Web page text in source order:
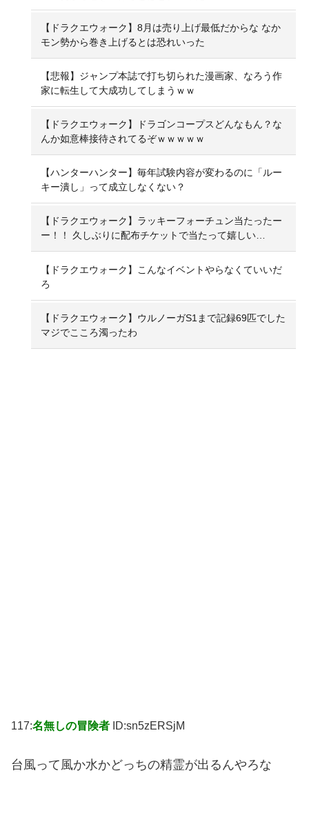
【ドラクエウォーク】8月は売り上げ最低だからな なか
モン勢から巻き上げるとは恐れいった
【悲報】ジャンプ本誌で打ち切られた漫画家、なろう作
家に転生して大成功してしまうｗｗ
【ドラクエウォーク】ドラゴンコープスどんなもん？な
んか如意棒接待されてるぞｗｗｗｗｗ
【ハンターハンター】毎年試験内容が変わるのに「ルー
キー潰し」って成立しなくない？
【ドラクエウォーク】ラッキーフォーチュン当たったー
ー！！ 久しぶりに配布チケットで当たって嬉しい…
【ドラクエウォーク】こんなイベントやらなくていいだ
ろ
【ドラクエウォーク】ウルノーガS1まで記録69匹でした
マジでこころ濁ったわ
117:名無しの冒険者 ID:sn5zERSjM
台風って風か水かどっちの精霊が出るんやろな